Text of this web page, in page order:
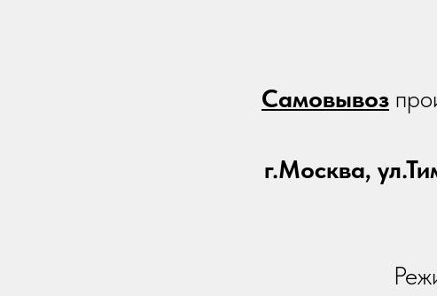
Самовывоз
г.Москва,